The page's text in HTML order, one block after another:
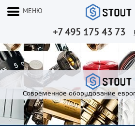
+7 495 175 43 73
МЕНЮ
Современное оборудование